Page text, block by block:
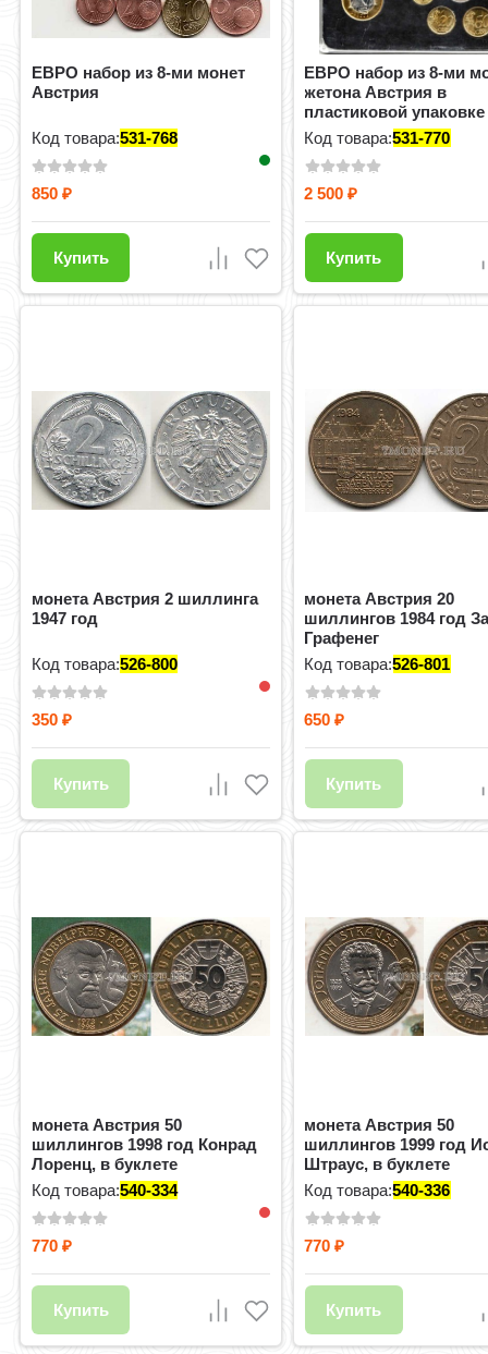
ЕВРО набор из 8-ми монет
Австрия
Код товара:531-768
850₽
Купить
ЕВРО набор из 8-ми
жетона Австрия в
пластиковой упаковке
Код товара:531-770
2 500₽
Купить
монета Австрия 2 шиллинга
1947 год
Код товара:526-800
350₽
Купить
монета Австрия 20
шиллингов 1984 год
Графенег
Код товара:526-801
650₽
Купить
монета Австрия 50
шиллингов 1998 год Конрад
Лоренц, в буклете
Код товара:540-334
770₽
Купить
монета Австрия 50
шиллингов 1999 год
Штраус, в буклете
Код товара:540-336
770₽
Купить